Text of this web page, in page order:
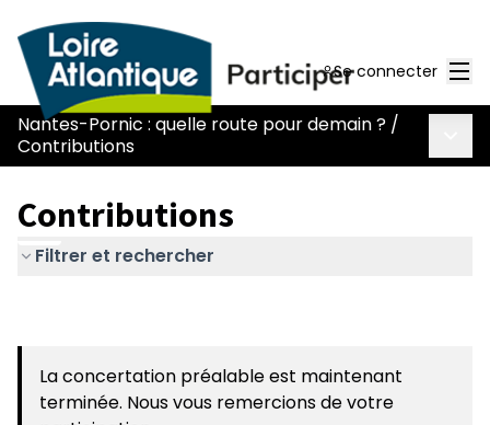
Se connecter
Nantes-Pornic : quelle route pour demain ? /
Contributions
Contributions
Filtrer et rechercher
La concertation préalable est maintenant
terminée. Nous vous remercions de votre